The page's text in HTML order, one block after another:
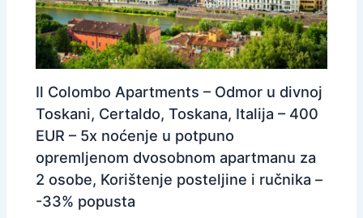
Il Colombo Apartments – Odmor u divnoj
Toskani, Certaldo, Toskana, Italija – 400
EUR – 5x noćenje u potpuno
opremljenom dvosobnom apartmanu za
2 osobe, Korištenje posteljine i ručnika –
-33% popusta